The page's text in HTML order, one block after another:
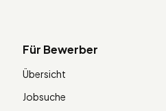
Für Bewerber
Übersicht
Jobsuche